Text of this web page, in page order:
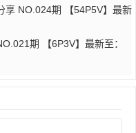
享 NO.024期 【54P5V】最新
期 【6P3V】最新至：